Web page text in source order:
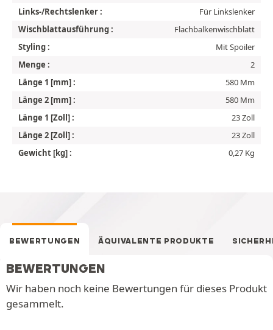
Links-/Rechtslenker :
Für Linkslenker
Wischblattausführung :
Flachbalkenwischblatt
Styling :
Mit Spoiler
Menge :
2
Länge 1 [mm] :
580 Mm
Länge 2 [mm] :
580 Mm
Länge 1 [Zoll] :
23 Zoll
Länge 2 [Zoll] :
23 Zoll
Gewicht [kg] :
0,27 Kg
BEWERTUNGEN ÄQUIVALENTE PRODUKTE
BEWERTUNGEN
Wir haben noch keine Bewertungen für dieses Produkt
gesammelt.